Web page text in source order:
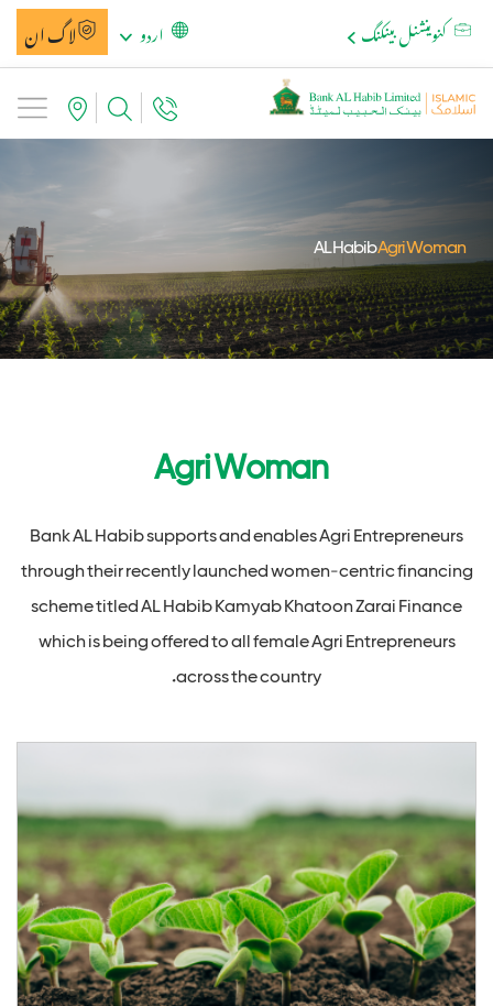
لاگ ان اردو کنوینشنل بینکنگ
AL HabibAgri Woman
Agri Woman
Bank AL Habib supports and enables Agri Entrepreneurs
through their recently launched women-centric financing
scheme titled AL Habib Kamyab Khatoon Zarai Finance
which is being offered to all female Agri Entrepreneurs
across the country.